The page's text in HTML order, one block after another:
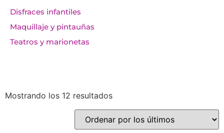
Disfraces infantiles
Maquillaje y pintauñas
Teatros y marionetas
Mostrando los 12 resultados